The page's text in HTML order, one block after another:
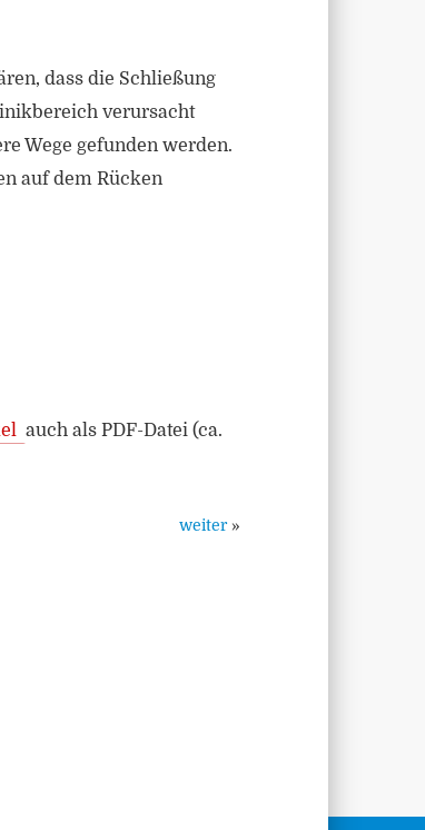
dass die Schließung
verursacht
Wege gefunden werden.
auf dem Rücken
auch als PDF-Datei (ca.
weiter»